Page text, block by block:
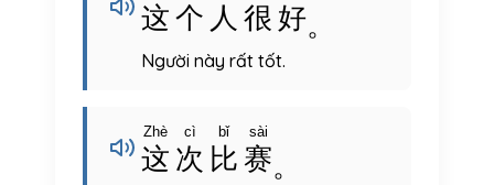
这个 人 很 好。
Người này rất tốt.
这
Zhè
次
cì
比
bǐ
赛
sài
。